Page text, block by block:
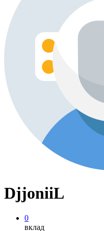
DjjoniiL
0
вклад